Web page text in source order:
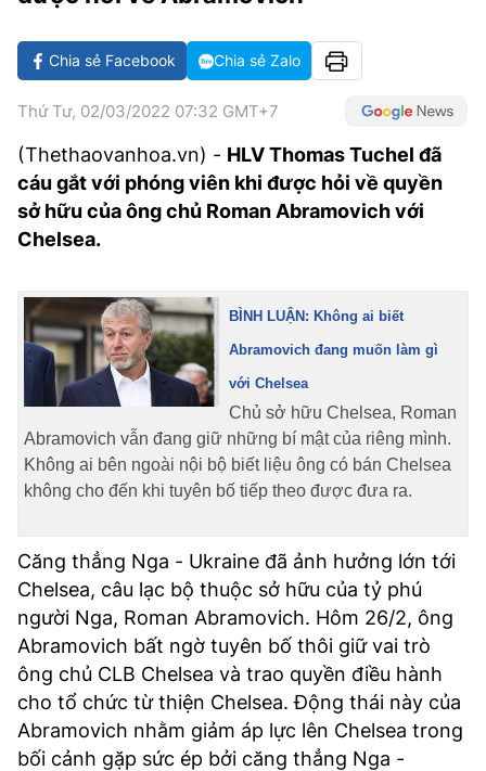
GOLF
CÁC CÚP CHÂU ÂU
BẢNG XẾP HẠNG
VĂN HÓA
GIẢI TRÍ
DIỄN ĐÀN
CÔNG NGHIỆP VĂN HÓA
NHỊP ĐẬP SỨC KHỎE
X-QUANG TIN ĐỒN
VIẾT LẠI ƯỚC MƠ
GIẢI TRÍ
PHIM
ÂM NHẠC
KBIZ
DU LỊCH
TIN TỨC
ĐIỂM ĐẾN
ẢNH
ẨM THỰC
TƯ VẤN
THẾ GIỚI SAO
HIGHTECH
TIÊU ĐIỂM - SPOTLIGHT
INFOGRAPHIC
E-MAGAZINE
BÁO GIẤY
TRA CỨU PHƯỜNG XÃ
CỐNG HIẾN
BÙI XUÂN PHÁI
TIỆN ÍCH
LIÊN HỆ QUẢNG CÁO
Hotline: 0981.119.189
Chia sẻ Facebook Chia sẻ Zalo
Thứ Tư, 02/03/2022 07:32 GMT+7
(Thethaovanhoa.vn) - HLV Thomas Tuchel đã
cáu gắt với phóng viên khi được hỏi về quyền
sở hữu của ông chủ Roman Abramovich với
Chelsea.
BÌNH LUẬN: Không ai biết
Abramovich đang muốn làm gì
với Chelsea
Chủ sở hữu Chelsea, Roman
Abramovich vẫn đang giữ những bí mật của riêng mình.
Không ai bên ngoài nội bộ biết liệu ông có bán Chelsea
không cho đến khi tuyên bố tiếp theo được đưa ra.
Căng thẳng Nga - Ukraine đã ảnh hưởng lớn tới
Chelsea, câu lạc bộ thuộc sở hữu của tỷ phú
người Nga, Roman Abramovich. Hôm 26/2, ông
Abramovich bất ngờ tuyên bố thôi giữ vai trò
ông chủ CLB Chelsea và trao quyền điều hành
cho tổ chức từ thiện Chelsea. Động thái này của
Abramovich nhằm giảm áp lực lên Chelsea trong
bối cảnh gặp sức ép bởi căng thẳng Nga -